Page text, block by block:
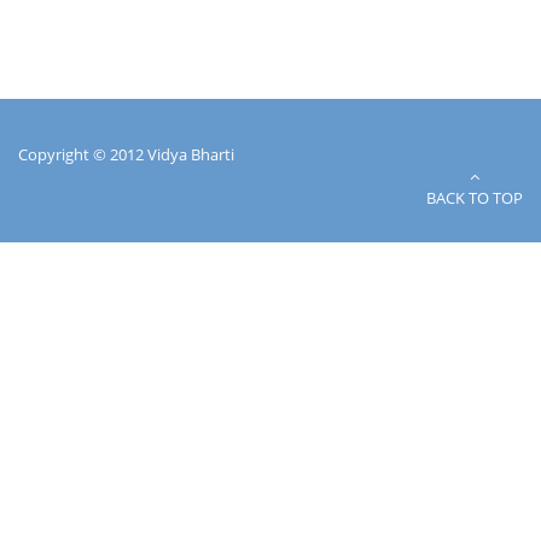
Copyright © 2012 Vidya Bharti
BACK TO TOP